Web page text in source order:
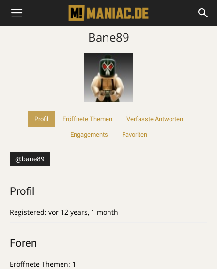
Bane89
Profil Eröffnete Themen Verfasste Antworten
Engagements Favoriten
@bane89
Profil
Registered: vor 12 years, 1 month
Foren
Eröffnete Themen: 1